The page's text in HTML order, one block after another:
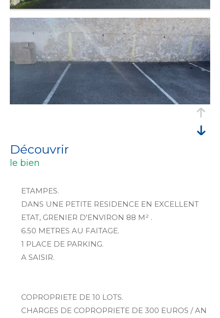
découvrir
le bien
ETAMPES.
DANS UNE PETITE RESIDENCE EN EXCELLENT
ETAT, GRENIER D'ENVIRON 88 M² .
6.50 METRES AU FAITAGE.
1 PLACE DE PARKING.
A SAISIR.
COPROPRIETE DE 10 LOTS.
CHARGES DE COPROPRIETE DE 300 EUROS / AN